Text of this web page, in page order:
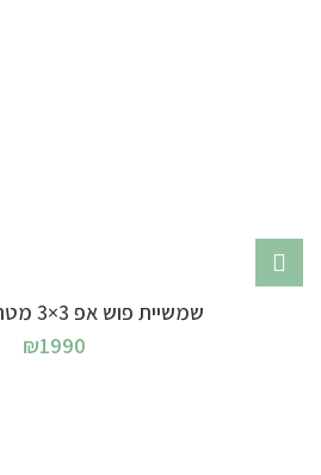
שמשיית פוש אפ 3×3 מטר מוט אמצע
₪1990